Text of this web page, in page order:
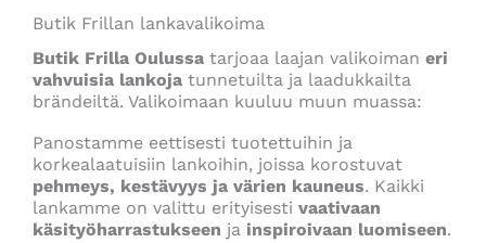
Butik Frillan lankavalikoima
Butik Frilla Oulussa tarjoaa laajan valikoiman eri
vahvuisia lankoja tunnetuilta ja laadukkailta
brändeiltä. Valikoimaan kuuluu muun muassa:
Panostamme eettisesti tuotettuihin ja
korkealaatuisiin lankoihin, joissa korostuvat
pehmeys, kestävyys ja värien kauneus. Kaikki
lankamme on valittu erityisesti vaativaan
käsityöharrastukseen ja inspiroivaan luomiseen.